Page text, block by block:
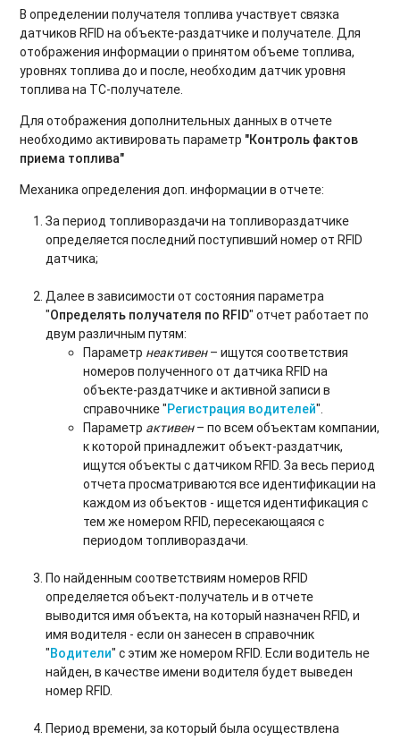
В определении получателя топлива участвует связка
датчиков RFID на объекте-раздатчике и получателе. Для
отображения информации о принятом объеме топлива,
уровнях топлива до и после, необходим датчик уровня
топлива на ТС-получателе.
Для отображения дополнительных данных в отчете
необходимо активировать параметр "Контроль фактов
приема топлива"
Механика определения доп. информации в отчете:
За период топливораздачи на топливораздатчике
определяется последний поступивший номер от RFID
датчика;
Далее в зависимости от состояния параметра
"Определять получателя по RFID" отчет работает по
двум различным путям:
Параметр неактивен– ищутся соответствия
номеров полученного от датчика RFID на
объекте-раздатчике и активной записи в
справочнике "Регистрация водителей".
Параметр активен– по всем объектам компании,
к которой принадлежит объект-раздатчик,
ищутся объекты с датчиком RFID. За весь период
отчета просматриваются все идентификации на
каждом из объектов - ищется идентификация с
тем же номером RFID, пересекающаяся с
периодом топливораздачи.
По найденным соответствиям номеров RFID
определяется объект-получатель и в отчете
выводится имя объекта, на который назначен RFID, и
имя водителя - если он занесен в справочник
"Водители" с этим же номером RFID. Если водитель не
найден, в качестве имени водителя будет выведен
номер RFID.
Период времени, за который была осуществлена